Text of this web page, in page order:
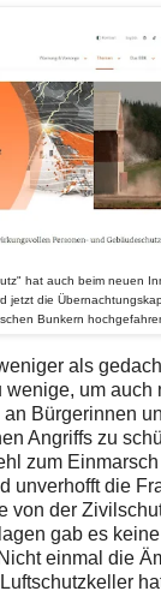
hat auch beim neuen
jetzt die
Bunkern
als
wenige, um auch
Bürgerinnen
Angriffs zu
zum
unverhofft die
von der
gab es
einmal die